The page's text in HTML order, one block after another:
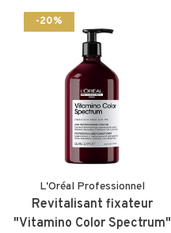
-20%
L'Oréal Professionnel
Revitalisant fixateur
"Vitamino Color Spectrum"